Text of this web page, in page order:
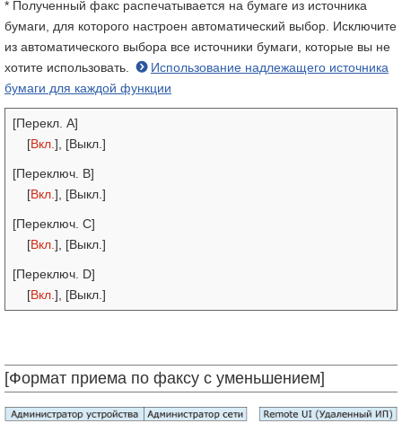
* Полученный факс распечатывается на бумаге из источника
бумаги, для которого настроен автоматический выбор. Исключите
из автоматического выбора все источники бумаги, которые вы не
хотите использовать.
Использование надлежащего источника
бумаги для каждой функции
[Перекл. A]
[Вкл. ], [Выкл.]
[Переключ. В]
[Вкл. ], [Выкл.]
[Переключ. С]
[Вкл. ], [Выкл.]
[Переключ. D]
[Вкл. ], [Выкл.]
[Формат приема по факсу с уменьшением]